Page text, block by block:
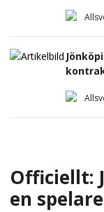
Officiellt:
en